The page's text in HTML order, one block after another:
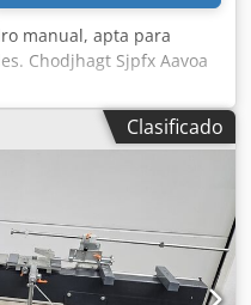
manual, apta para
Chodjhagt Sjpfx Aavoa
Clasificado